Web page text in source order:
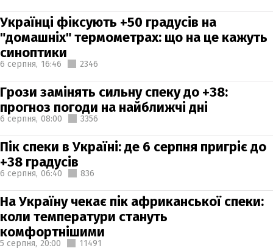
Українці фіксують +50 градусів на
"домашніх" термометрах: що на це кажуть
синоптики
6 серпня, 16:46 2346
Грози замінять сильну спеку до +38:
прогноз погоди на найближчі дні
6 серпня, 08:00 3356
Пік спеки в Україні: де 6 серпня пригріє до
+38 градусів
6 серпня, 06:40 836
На Україну чекає пік африканської спеки:
коли температури стануть
комфортнішими
5 серпня, 20:00 11491